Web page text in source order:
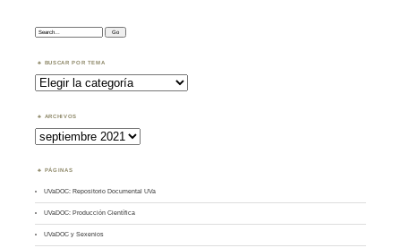
Search:
BUSCAR POR TEMA
Buscar
por
Tema
ARCHIVOS
Archivos
PÁGINAS
UVaDOC: Repositorio Documental UVa
UVaDOC: Producción Científica
UVaDOC y Sexenios